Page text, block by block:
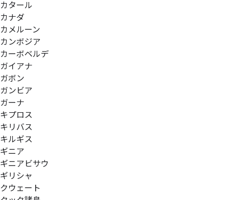
カタール
カナダ
カメルーン
カンボジア
カーボベルデ
ガイアナ
ガボン
ガンビア
ガーナ
キプロス
キリバス
キルギス
ギニア
ギニアビサウ
ギリシャ
クウェート